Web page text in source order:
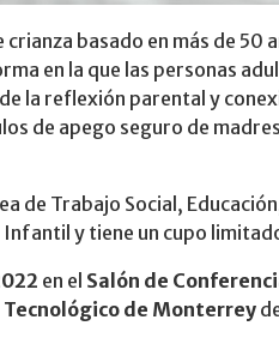
basado en más de 50
en la que las personas
la reflexión parental y
de apego seguro de
de Trabajo Social,
y tiene un cupo
en el Salón de
Tecnológico de Monterrey